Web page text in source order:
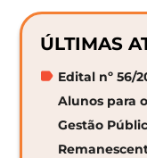
ÚLTIMAS
Edital nº 56/
Alunos para
Gestão